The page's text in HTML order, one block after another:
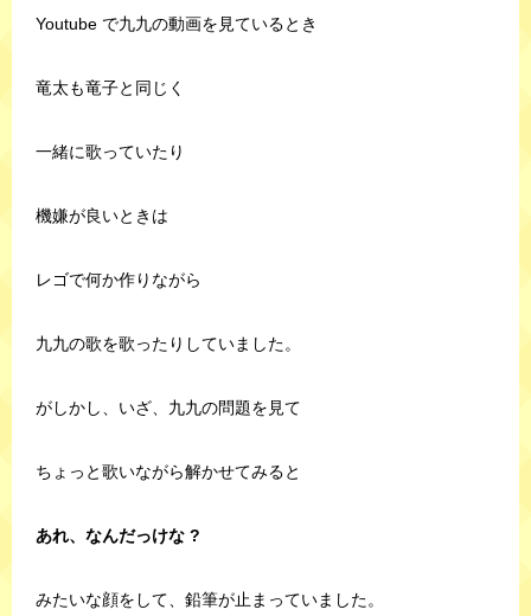
Youtube で九九の動画を見ているとき
竜太も竜子と同じく
一緒に歌っていたり
機嫌が良いときは
レゴで何か作りながら
九九の歌を歌ったりしていました。
がしかし、いざ、九九の問題を見て
ちょっと歌いながら解かせてみると
あれ、なんだっけな ?
みたいな顔をして、鉛筆が止まっていました。